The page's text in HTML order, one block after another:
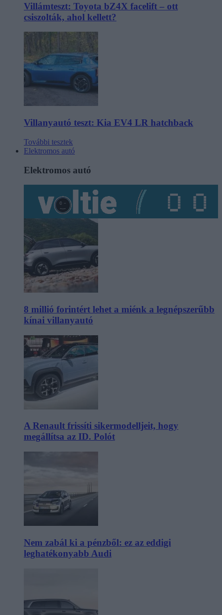
Villámteszt: Toyota bZ4X facelift – ott
csiszolták, ahol kellett?
Villanyautó teszt: Kia EV4 LR hatchback
További tesztek
Elektromos autó
Elektromos autó
8 millió forintért lehet a miénk a legnépszerűbb
kínai villanyautó
A Renault frissíti sikermodelljeit, hogy
megállítsa az ID. Polót
Nem zabál ki a pénzből: ez az eddigi
leghatékonyabb Audi